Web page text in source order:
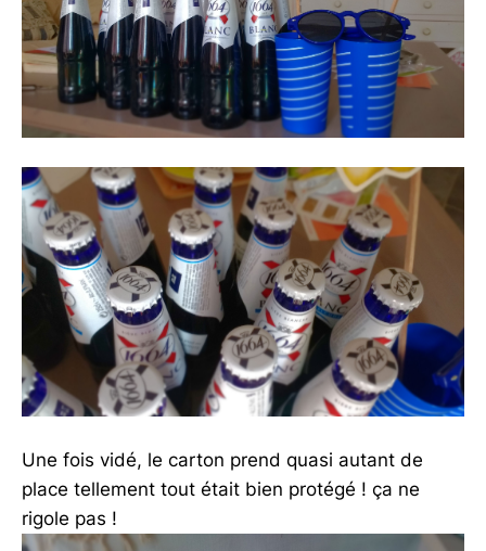
Une fois vidé, le carton prend quasi autant de
place tellement tout était bien protégé ! ça ne
rigole pas !